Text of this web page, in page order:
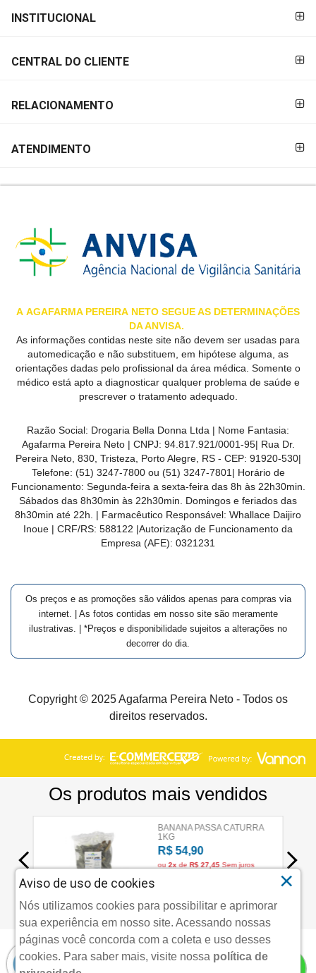
OFERTAS
OFERTAS
CENTRAL
LOJAS
MAIS
PRÓXIMA
DO
CLIENTE
PAGAMENTO
INSTITUCIONAL
CENTRAL DO CLIENTE
RELACIONAMENTO
ATENDIMENTO
A AGAFARMA PEREIRA NETO SEGUE AS DETERMINAÇÕES
DA ANVISA.
As informações contidas neste site não devem ser usadas para
automedicação e não substituem, em hipótese alguma, as
orientações dadas pelo profissional da área médica. Somente o
médico está apto a diagnosticar qualquer problema de saúde e
prescrever o tratamento adequado.
Razão Social: Drogaria Bella Donna Ltda | Nome Fantasia:
Agafarma Pereira Neto | CNPJ: 94.817.921/0001-95| Rua Dr.
Pereira Neto, 830, Tristeza, Porto Alegre, RS - CEP: 91920-530|
Telefone: (51) 3247-7800 ou (51) 3247-7801 | Horário de
Funcionamento: Segunda-feira a sexta-feira das 8h às 22h30min.
Sábados das 8h30min às 22h30min. Domingos e feriados das
8h30min até 22h. | Farmacêutico Responsável: Whallace Daijiro
Inoue | CRF/RS: 588122 |Autorização de Funcionamento da
Empresa (AFE): 0321231
Os preços e as promoções são válidos apenas para compras via
internet. | As fotos contidas em nosso site são meramente
ilustrativas. | *Preços e disponibilidade sujeitos a alterações no
decorrer do dia.
Copyright © 2025 Agafarma Pereira Neto - Todos os
direitos reservados.
Aviso de uso de cookies
Nós utilizamos cookies para possibilitar e aprimorar
sua experiência em nosso site. Acessando nossas
páginas você concorda com a coleta e uso desses
cookies. Para saber mais, visite nossa política de
×